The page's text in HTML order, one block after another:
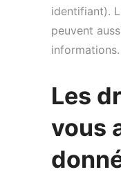
identifiant).
peuvent
informations.
Les
vous